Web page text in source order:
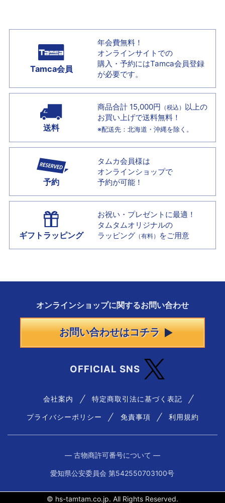
Tamca会員
年会費無料！
オンラインサイトでの
購入・予約にはTamca会員登録
が必要です。
送料
商品合計 15,000円 （税込） 以上の
お買い上げで送料無料！
※配送先：北海道・沖縄を除く。
予約
タムカ会員様は
オンラインショップで
予約が可能！
ギフトラッピング
お祝い・プレゼントに最適！
タムタムオリジナルの
ラッピング （有料） をご用意
オンラインショップに関するお問い合わせ
お問い合わせはコチラ
OFFICIAL SNS
会社案内 特定商取引法に基づく表記
プライバシーポリシー 免責事項 利用規約
― 古物商許可番号について ―
愛知県公安委員会 第542550703100号
© hs-tamtam.co.jp. All Rights Reserved.